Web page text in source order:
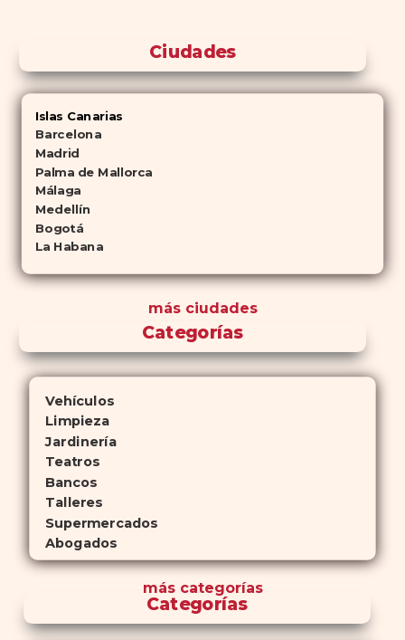
Ciudades
Islas Canarias
Barcelona
Madrid
Palma de Mallorca
Málaga
Medellín
Bogotá
La Habana
más ciudades
Categorías
Vehículos
Limpieza
Jardinería
Teatros
Bancos
Talleres
Supermercados
Abogados
máscategorías
Categorías